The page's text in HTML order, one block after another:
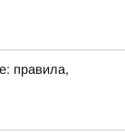
правила,